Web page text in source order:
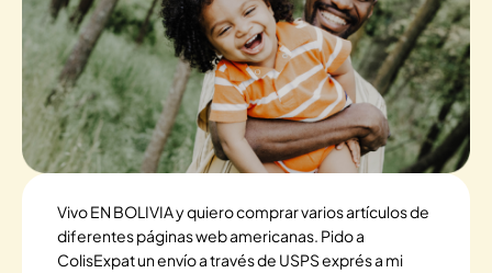
Vivo EN BOLIVIA y quiero comprar varios artículos de
diferentes páginas web americanas. Pido a
ColisExpat un envío a través de USPS exprés a mi